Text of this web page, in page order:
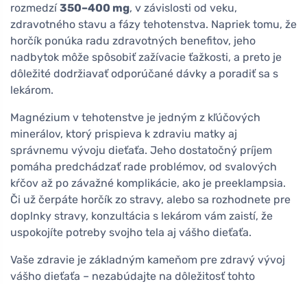
rozmedzí350–400 mg, v závislosti od veku,
zdravotného stavu a fázy tehotenstva. Napriek tomu, že
horčík ponúka radu zdravotných benefitov, jeho
nadbytok môže spôsobiť zažívacie ťažkosti, a preto je
dôležité dodržiavať odporúčané dávky a poradiť sa s
lekárom.
Magnézium v tehotenstve je jedným z kľúčových
minerálov, ktorý prispieva k zdraviu matky aj
správnemu vývoju dieťaťa. Jeho dostatočný príjem
pomáha predchádzať rade problémov, od svalových
kŕčov až po závažné komplikácie, ako je preeklampsia.
Či už čerpáte horčík zo stravy, alebo sa rozhodnete pre
doplnky stravy, konzultácia s lekárom vám zaistí, že
uspokojíte potreby svojho tela aj vášho dieťaťa.
Vaše zdravie je základným kameňom pre zdravý vývoj
vášho dieťaťa – nezabúdajte na dôležitosť tohto